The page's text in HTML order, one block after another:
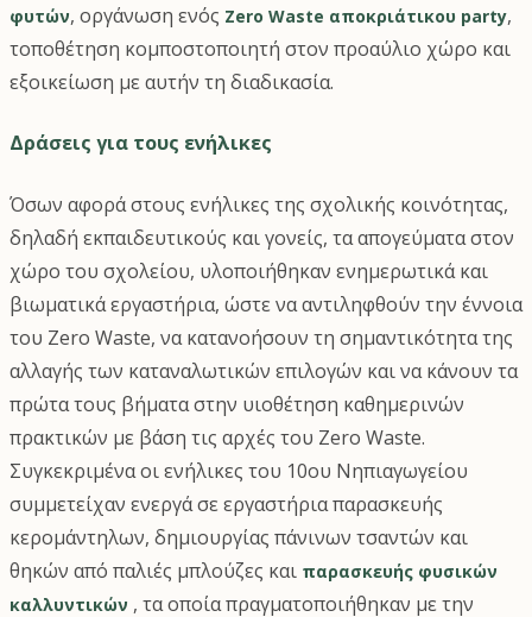
φυτών, οργάνωση ενός Zero Waste αποκριάτικου party,
τοποθέτηση κομποστοποιητή στον προαύλιο χώρο και
εξοικείωση με αυτήν τη διαδικασία.
Δράσεις για τους ενήλικες
Όσων αφορά στους ενήλικες της σχολικής κοινότητας,
δηλαδή εκπαιδευτικούς και γονείς, τα απογεύματα στον
χώρο του σχολείου, υλοποιήθηκαν ενημερωτικά και
βιωματικά εργαστήρια, ώστε να αντιληφθούν την έννοια
του Zero Waste, να κατανοήσουν τη σημαντικότητα της
αλλαγής των καταναλωτικών επιλογών και να κάνουν τα
πρώτα τους βήματα στην υιοθέτηση καθημερινών
πρακτικών με βάση τις αρχές του Zero Waste.
Συγκεκριμένα οι ενήλικες του 10ου Νηπιαγωγείου
συμμετείχαν ενεργά σε εργαστήρια παρασκευής
κερομάντηλων, δημιουργίας πάνινων τσαντών και
θηκών από παλιές μπλούζες και παρασκευής φυσικών
καλλυντικών , τα οποία πραγματοποιήθηκαν με την